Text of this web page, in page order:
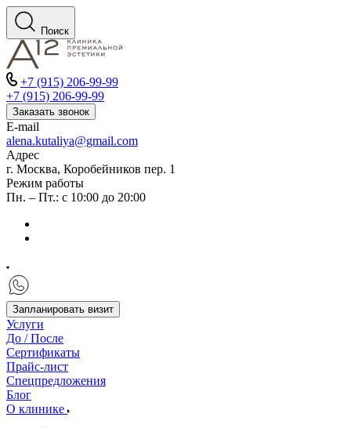
Поиск
+7 (915) 206-99-99
+7 (915) 206-99-99
Заказать звонок
E-mail
alena.kutaliya@gmail.com
Адрес
г. Москва, Коробейников пер. 1
Режим работы
Пн. – Пт.: с 10:00 до 20:00
Запланировать визит
Услуги
До / После
Сертификаты
Прайс-лист
Спецпредложения
Блог
О клинике